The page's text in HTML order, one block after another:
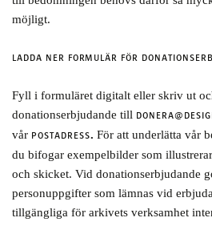
möjligt.
LADDA NER FORMULÄR FÖR
Fyll i formuläret digitalt eller skriv ut
donationserbjudande till
vår POSTADRESS. För att underlätta vår
du bifogar exempelbilder som
och skicket. Vid donationserbjudande
personuppgifter som lämnas vid
tillgängliga för arkivets verksamhet